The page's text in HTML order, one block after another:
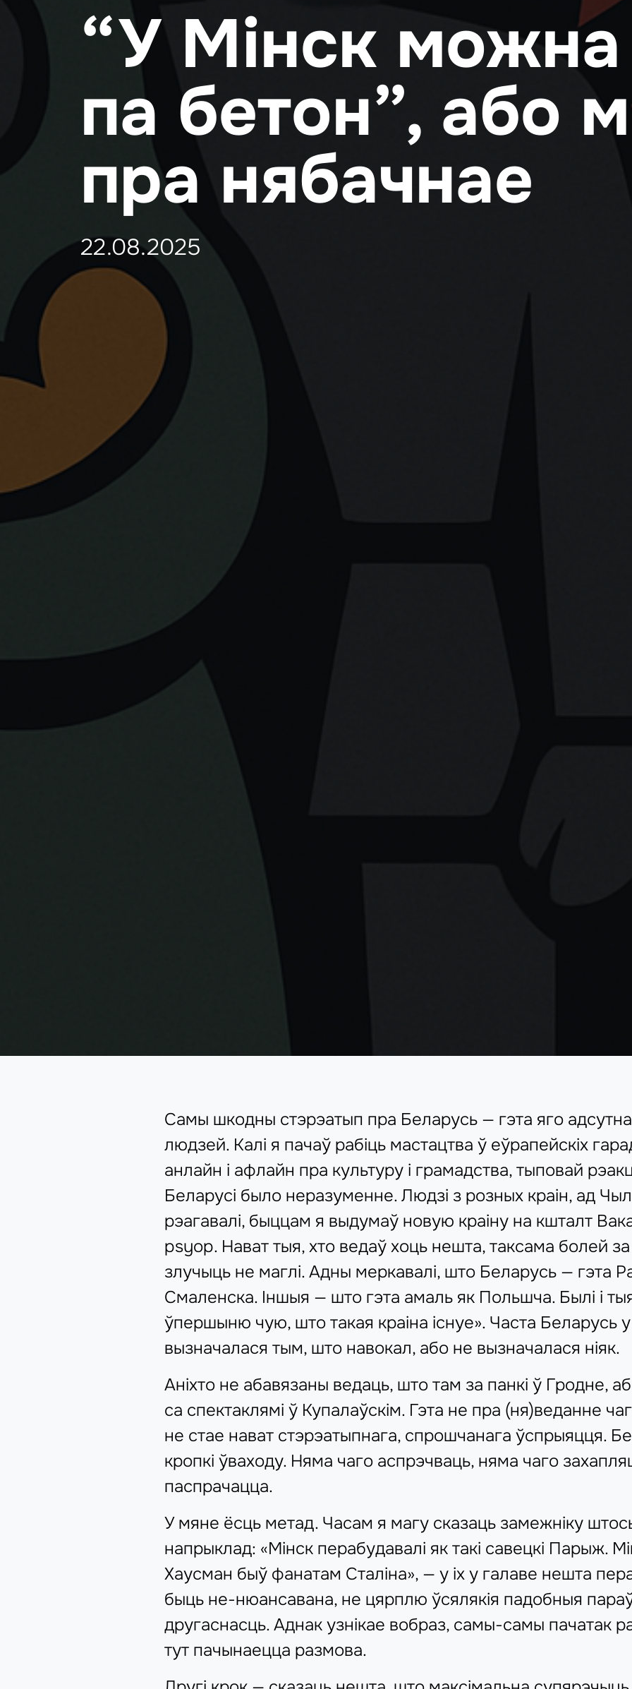
“У Мінск
па бетон”, або
пра нябачнае
22.08.2025
Самы шкодны стэрэатып пра Беларусь — гэта яго
людзей. Калі я пачаў рабіць мастацтва ў еўрапейскіх
анлайн і афлайн пра культуру і грамадства, тыповай
Беларусі было неразуменне. Людзі з розных краін, ад
рэагавалі, быццам я выдумаў новую краіну на кшталт
psyop. Нават тыя, хто ведаў хоць нешта, таксама болей
злучыць не маглі. Адны меркавалі, што Беларусь — гэта
Смаленска. Іншыя — што гэта амаль як Польшча. Былі і
ўпершыню чую, што такая краіна існуе». Часта Беларусь у
вызначалася тым, што навокал, або не вызначалася ніяк.
Аніхто не абавязаны ведаць, што там за панкі ў Гродне,
са спектаклямі ў Купалаўскім. Гэта не пра (ня)веданне
не стае нават стэрэатыпнага, спрошчанага ўспрыяцця.
кропкі ўваходу. Няма чаго аспрэчваць, няма чаго
паспрачацца.
У мяне ёсць метад. Часам я магу сказаць замежніку
напрыклад: «Мінск перабудавалі як такі савецкі Парыж.
Хаусман быў фанатам Сталіна», — у іх у галаве нешта
быць не-нюансавана, не цярплю ўсялякія падобныя
другаснасць. Аднак узнікае вобраз, самы-самы пачатак
тут пачынаецца размова.